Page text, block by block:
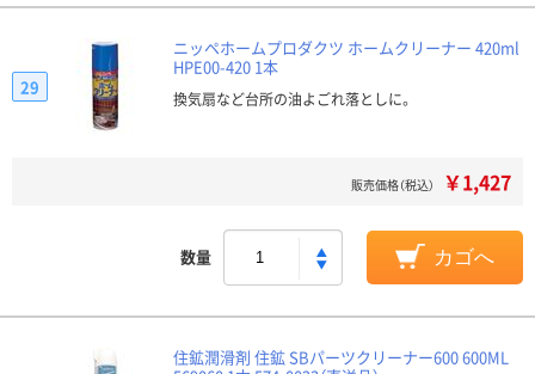
ニッペホームプロダクツ ホームクリーナー 420ml
HPE00-420 1本
換気扇など台所の油よごれ落としに。
29
販売価格（税込） ￥1,427
数量 カゴへ
住鉱潤滑剤 住鉱 SBパーツクリーナー600 600ML